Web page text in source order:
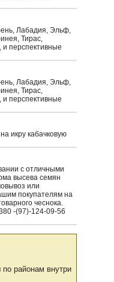
Лабадия, Эльф,
Тирас,
и перспективные
Лабадия, Эльф,
Тирас,
и перспективные
икру кабачковую
с отличными
высева семян
или
покупателям на
чеснока.
-(97)-124-09-56
по районам внутри